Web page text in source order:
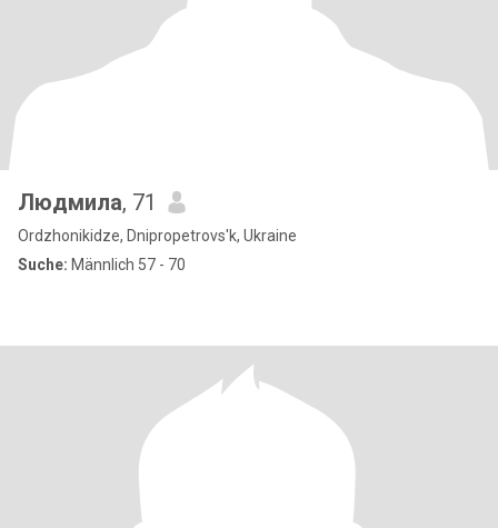
Людмила, 71
Ordzhonikidze, Dnipropetrovs'k, Ukraine
Suche: Männlich 57 - 70